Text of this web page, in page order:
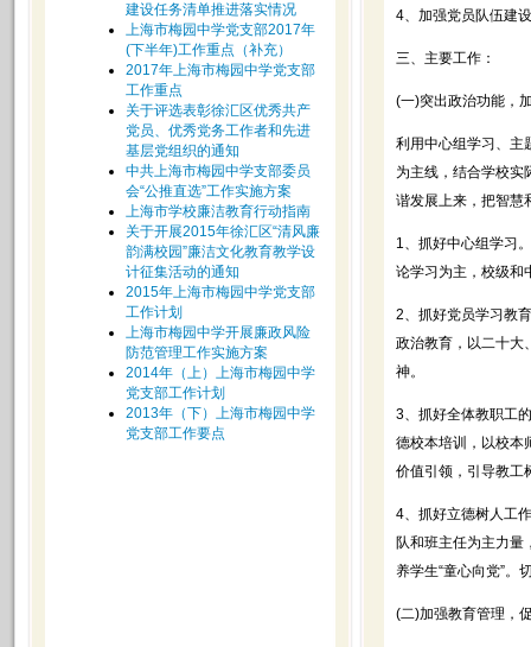
建设任务清单推进落实情况
上海市梅园中学党支部2017年
(下半年)工作重点（补充）
2017年上海市梅园中学党支部
工作重点
关于评选表彰徐汇区优秀共产
党员、优秀党务工作者和先进
基层党组织的通知
中共上海市梅园中学支部委员
会“公推直选”工作实施方案
上海市学校廉洁教育行动指南
关于开展2015年徐汇区“清风廉
韵满校园”廉洁文化教育教学设
计征集活动的通知
2015年上海市梅园中学党支部
工作计划
上海市梅园中学开展廉政风险
防范管理工作实施方案
2014年（上）上海市梅园中学
党支部工作计划
2013年（下）上海市梅园中学
党支部工作要点
4、加强党员队伍建
三、主要工作：
(一)突出政治功能，
利用中心组学习、主
为主线，结合学校实
谐发展上来，把智慧
1、抓好中心组学习
论学习为主，校级和
2、抓好党员学习教
政治教育，以二十大
神。
3、抓好全体教职工
德校本培训，以校本
价值引领，引导教工
4、抓好立德树人工
队和班主任为主力量
养学生“童心向党”。
(二)加强教育管理，